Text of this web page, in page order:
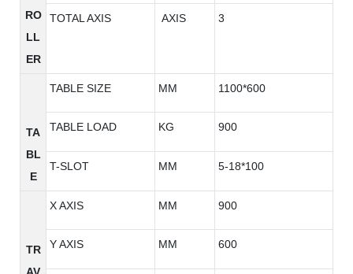
RO
LL
ER
TOTAL AXIS AXIS 3
TA
BL
E
TABLE SIZE MM 1100*600
TABLE LOAD KG 900
T-SLOT MM 5-18*100
TR
AV
X AXIS MM 900
Y AXIS MM 600